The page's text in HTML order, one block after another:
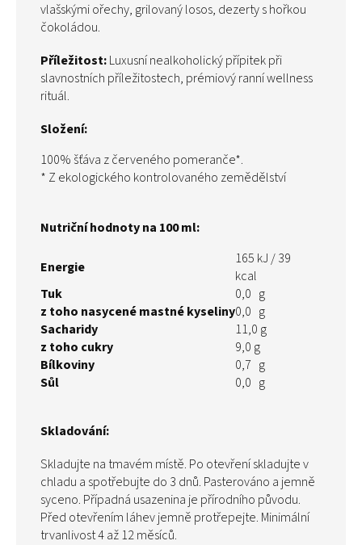
vlašskými ořechy, grilovaný losos, dezerty s hořkou
čokoládou.
Příležitost:Luxusní nealkoholický přípitek při
slavnostních příležitostech, prémiový ranní wellness
rituál.
Složení:
100% šťáva z červeného pomeranče*.
* Z ekologického kontrolovaného zemědělství
Nutriční hodnoty na 100 ml:
Energie
165 kJ / 39
kcal
Tuk
0,0 g
z toho nasycené mastné kyseliny0,0 g
Sacharidy
11,0 g
z toho cukry
9,0 g
Bílkoviny
0,7 g
Sůl
0,0 g
Skladování:
Skladujte na tmavém místě. Po otevření skladujte v
chladu a spotřebujte do 3 dnů. Pasterováno a jemně
syceno. Případná usazenina je přírodního původu.
Před otevřením láhev jemně protřepejte. Minimální
trvanlivost 4 až 12 měsíců.